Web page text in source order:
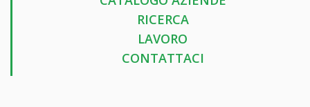
RICERCA
LAVORO
CONTATTACI